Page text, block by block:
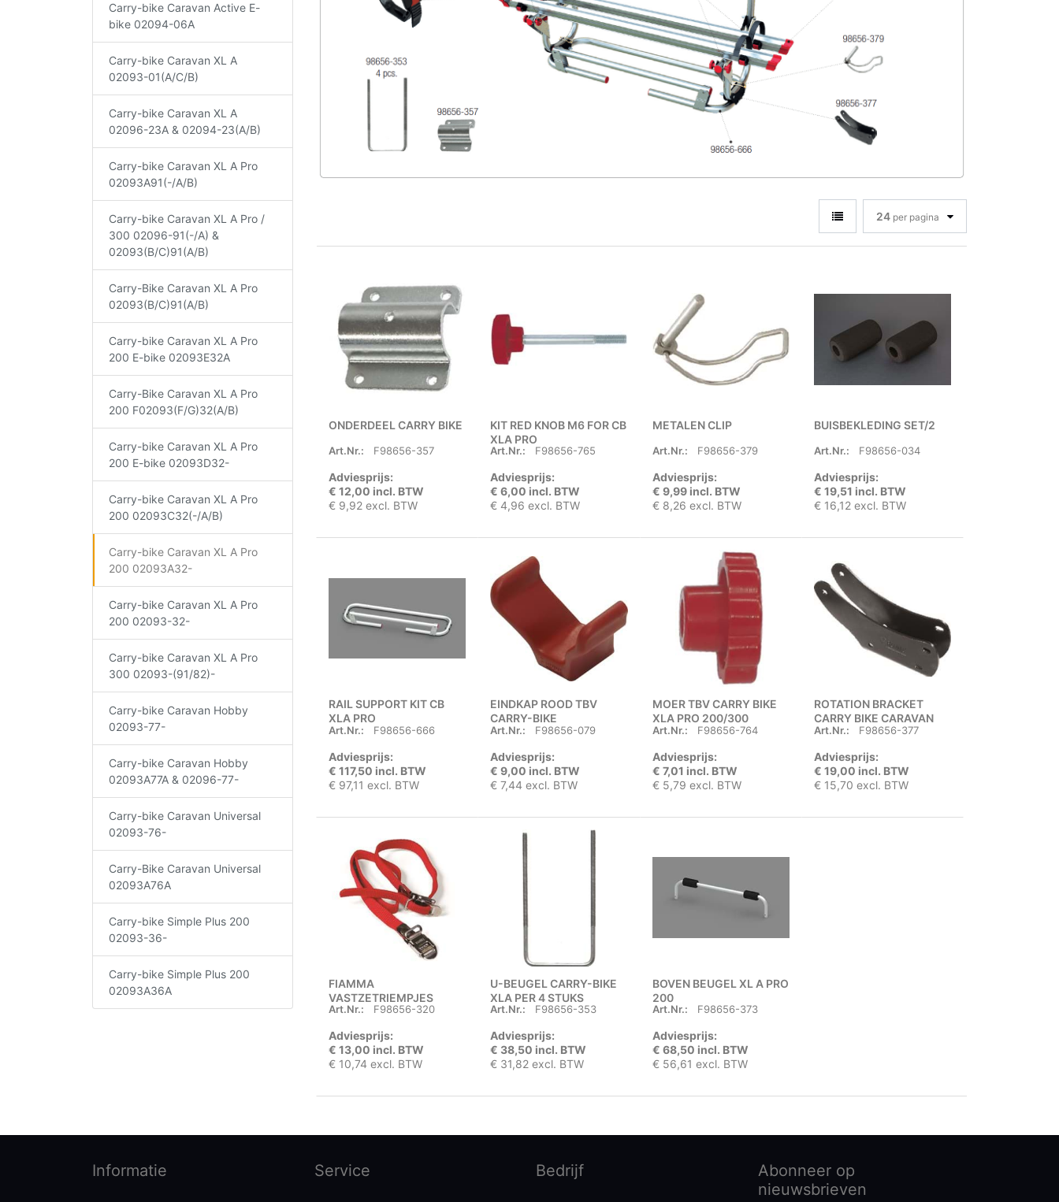
Carry-bike Caravan Active E-
bike 02094-06A
Carry-bike Caravan XL A
02093-01(A/C/B)
Carry-bike Caravan XL A
02096-23A & 02094-23(A/B)
Carry-bike Caravan XL A Pro
02093A91(-/A/B)
Carry-bike Caravan XL A Pro /
300 02096-91(-/A) &
02093(B/C)91(A/B)
Carry-Bike Caravan XL A Pro
02093(B/C)91(A/B)
Carry-bike Caravan XL A Pro
200 E-bike 02093E32A
Carry-Bike Caravan XL A Pro
200 F02093(F/G)32(A/B)
Carry-bike Caravan XL A Pro
200 E-bike 02093D32-
Carry-bike Caravan XL A Pro
200 02093C32(-/A/B)
Carry-bike Caravan XL A Pro
200 02093A32-
Carry-bike Caravan XL A Pro
200 02093-32-
Carry-bike Caravan XL A Pro
300 02093-(91/82)-
Carry-bike Caravan Hobby
02093-77-
Carry-bike Caravan Hobby
02093A77A & 02096-77-
Carry-bike Caravan Universal
02093-76-
Carry-Bike Caravan Universal
02093A76A
Carry-bike Simple Plus 200
02093-36-
Carry-bike Simple Plus 200
02093A36A
24 per pagina
ONDERDEEL CARRY BIKE
Art.Nr.: F98656-357
Adviesprijs:
€ 12,00 incl. BTW
€ 9,92 excl. BTW
KIT RED KNOB M6 FOR CB
XLA PRO
Art.Nr.: F98656-765
Adviesprijs:
€ 6,00 incl. BTW
€ 4,96 excl. BTW
METALEN CLIP
Art.Nr.: F98656-379
Adviesprijs:
€ 9,99 incl. BTW
€ 8,26 excl. BTW
BUISBEKLEDING SET/2
Art.Nr.: F98656-034
Adviesprijs:
€ 19,51 incl. BTW
€ 16,12 excl. BTW
RAIL SUPPORT KIT CB
XLA PRO
Art.Nr.: F98656-666
Adviesprijs:
€ 117,50 incl. BTW
€ 97,11 excl. BTW
EINDKAP ROOD TBV
CARRY-BIKE
Art.Nr.: F98656-079
Adviesprijs:
€ 9,00 incl. BTW
€ 7,44 excl. BTW
MOER TBV CARRY BIKE
XLA PRO 200/300
Art.Nr.: F98656-764
Adviesprijs:
€ 7,01 incl. BTW
€ 5,79 excl. BTW
ROTATION BRACKET
CARRY BIKE CARAVAN
XLA PRO
Art.Nr.: F98656-377
Adviesprijs:
€ 19,00 incl. BTW
€ 15,70 excl. BTW
FIAMMA
VASTZETRIEMPJES
SET/2
Art.Nr.: F98656-320
Adviesprijs:
€ 13,00 incl. BTW
€ 10,74 excl. BTW
U-BEUGEL CARRY-BIKE
XLA PER 4 STUKS
Art.Nr.: F98656-353
Adviesprijs:
€ 38,50 incl. BTW
€ 31,82 excl. BTW
BOVEN BEUGEL XL A PRO
200
Art.Nr.: F98656-373
Adviesprijs:
€ 68,50 incl. BTW
€ 56,61 excl. BTW
Informatie Service Bedrijf
Abonneer op
nieuwsbrieven